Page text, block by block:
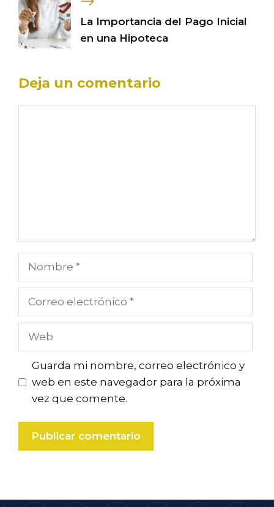
La Importancia del Pago Inicial
en una Hipoteca
Deja un comentario
Nombre
Correo
Web
Guarda mi nombre, correo electrónico y
web en este navegador para la próxima
vez que comente.